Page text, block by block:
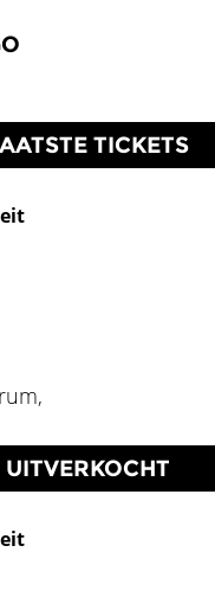
TICKETS
UITVERKOCHT